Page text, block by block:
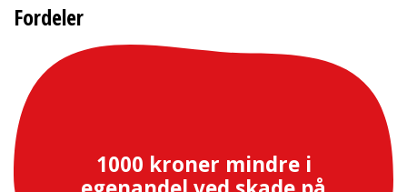
Fordeler
1000 kroner mindre i